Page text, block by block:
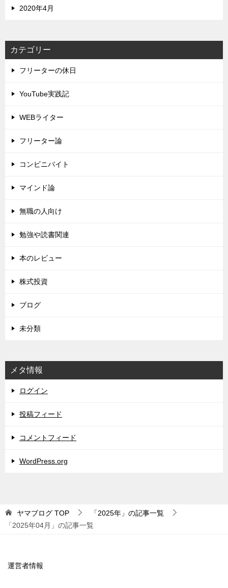
2020年4月
カテゴリー
フリーターの休日
YouTube実践記
WEBライター
フリーター論
コンビニバイト
マインド論
無職の人向け
勉強や読書関連
本のレビュー
株式投資
ブログ
未分類
メタ情報
ログイン
投稿フィード
コメントフィード
WordPress.org
ヤマブログ TOP
「2025年」の記事一覧
「2025年04月」の記事一覧
運営者情報